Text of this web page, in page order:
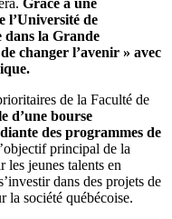
l’Université de
dans la Grande
changer l’avenir » avec
de la Faculté de
d’une bourse
des programmes de
principal de la
les jeunes talents en
dans des projets de
la société québécoise.